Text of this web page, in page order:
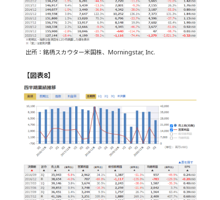
出所：銘柄スカウター米国株、Morningstar, Inc.
【図表8】